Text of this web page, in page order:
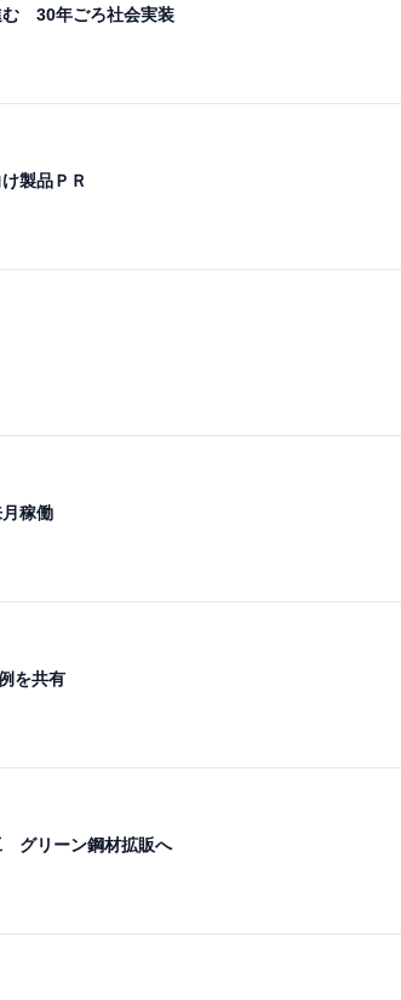
30年ごろ社会実装
製品ＰＲ
稼働
を共有
グリーン鋼材拡販へ